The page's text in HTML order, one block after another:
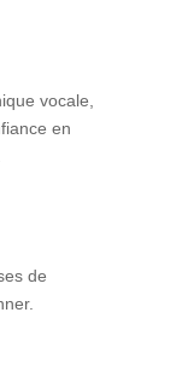
vocale,
en
de